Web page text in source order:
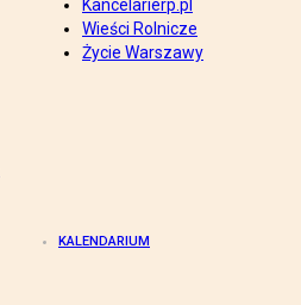
Kancelarierp.pl
Wieści Rolnicze
Życie Warszawy
KALENDARIUM